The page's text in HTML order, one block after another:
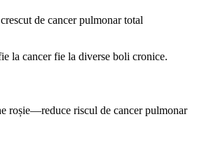
de cancer pulmonar total
la cancer fie la diverse boli cronice.
roșie—reduce riscul de cancer pulmonar